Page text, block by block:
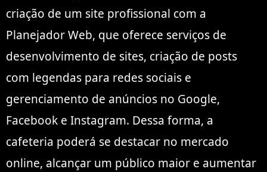
criação de um site profissional com a
Planejador Web, que oferece serviços de
desenvolvimento de sites, criação de posts
com legendas para redes sociais e
gerenciamento de anúncios no Google,
Facebook e Instagram. Dessa forma, a
cafeteria poderá se destacar no mercado
online, alcançar um público maior e aumentar